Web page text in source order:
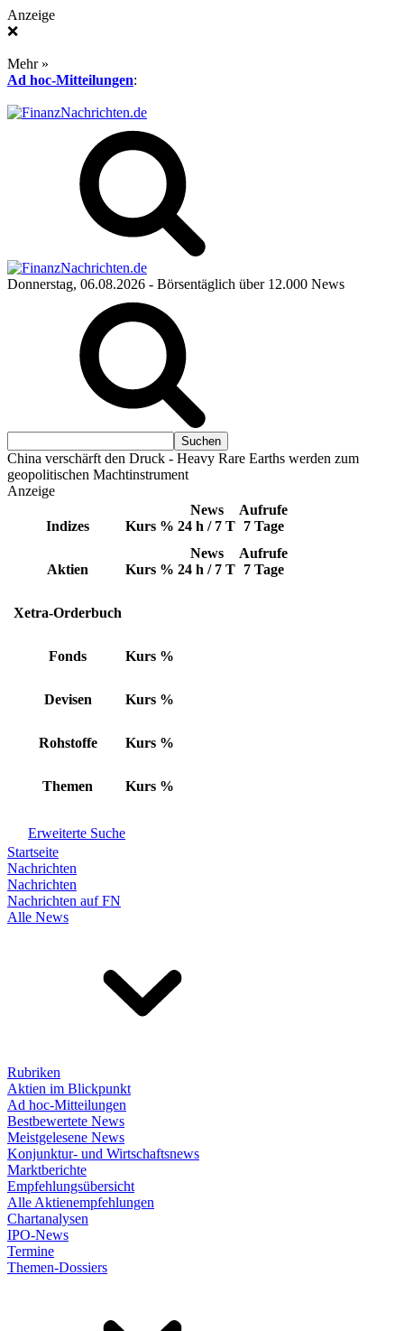
Anzeige
❌
Mehr »
Ad hoc-Mitteilungen:
Donnerstag, 06.08.2026 - Börsentäglich über 12.000 News
China verschärft den Druck - Heavy Rare Earths werden zum
geopolitischen Machtinstrument
Anzeige
Indizes Kurs %
News
24 h / 7 T
Aufrufe
7 Tage
Aktien Kurs %
News
24 h / 7 T
Aufrufe
7 Tage
Xetra-Orderbuch
Fonds Kurs %
Devisen Kurs %
Rohstoffe Kurs %
Themen Kurs %
Erweiterte Suche
Startseite
Nachrichten
Nachrichten
Nachrichten auf FN
Alle News
Rubriken
Aktien im Blickpunkt
Ad hoc-Mitteilungen
Bestbewertete News
Meistgelesene News
Konjunktur- und Wirtschaftsnews
Marktberichte
Empfehlungsübersicht
Alle Aktienempfehlungen
Chartanalysen
IPO-News
Termine
Themen-Dossiers